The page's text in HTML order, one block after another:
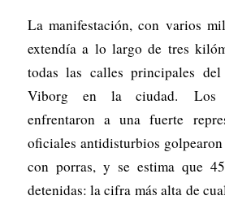
La manifestación, con varios
extendía a lo largo de tres
todas las calles principales
Viborg en la ciudad. Los
enfrentaron a una fuerte
oficiales antidisturbios golpearon
con porras, y se estima que
detenidas: la cifra más alta de